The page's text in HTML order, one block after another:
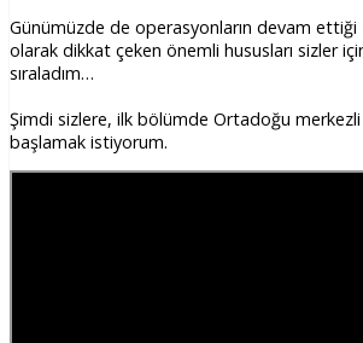
Günümüzde de operasyonların devam ettiği
olarak dikkat çeken önemli hususları sizler
sıraladım…
Şimdi sizlere, ilk bölümde Ortadoğu
başlamak istiyorum.